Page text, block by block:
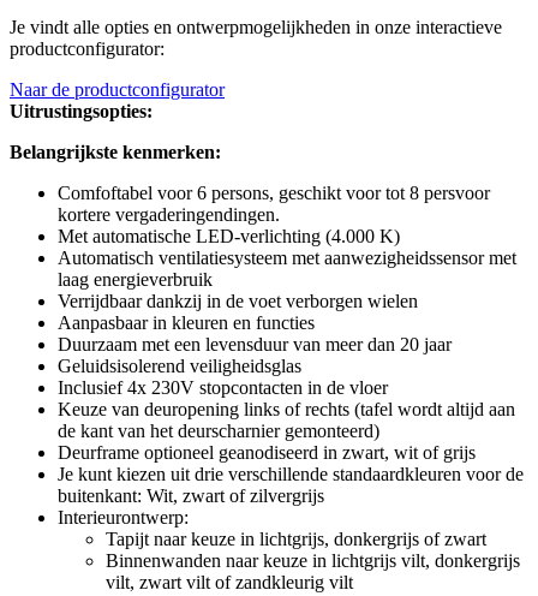
Je vindt alle opties en ontwerpmogelijkheden in onze interactieve
productconfigurator:
Naar de productconfigurator
Uitrustingsopties:
Belangrijkste kenmerken:
Comfoftabel voor 6 persons, geschikt voortot 8 persvoor
kortere vergaderingendingen.
Met automatische LED-verlichting (4.000 K)
Automatisch ventilatiesysteem met aanwezigheidssensor met
laag energieverbruik
Verrijdbaar dankzij in de voet verborgen wielen
Aanpasbaar in kleuren en functies
Duurzaam met een levensduur van meer dan 20 jaar
Geluidsisolerend veiligheidsglas
Inclusief 4x 230V stopcontacten in de vloer
Keuze van deuropening links of rechts (tafel wordt altijd aan
de kant van het deurscharnier gemonteerd)
Deurframe optioneel geanodiseerd in zwart, wit of grijs
Je kunt kiezen uit drie verschillende standaardkleuren voor de
buitenkant: Wit, zwart of zilvergrijs
Interieurontwerp:
Tapijt naar keuze in lichtgrijs, donkergrijs of zwart
Binnenwanden naar keuze in lichtgrijs vilt, donkergrijs
vilt, zwart vilt of zandkleurig vilt